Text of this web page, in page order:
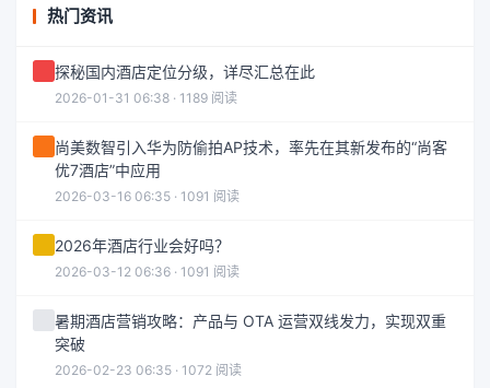
热门资讯
探秘国内酒店定位分级，详尽汇总在此
2026-01-31 06:38 · 1189 阅读
尚美数智引入华为防偷拍AP技术，率先在其新发布的“尚客
优7酒店”中应用
2026-03-16 06:35 · 1091 阅读
2026年酒店行业会好吗？
2026-03-12 06:36 · 1091 阅读
暑期酒店营销攻略：产品与 OTA 运营双线发力，实现双重
突破
2026-02-23 06:35 · 1072 阅读